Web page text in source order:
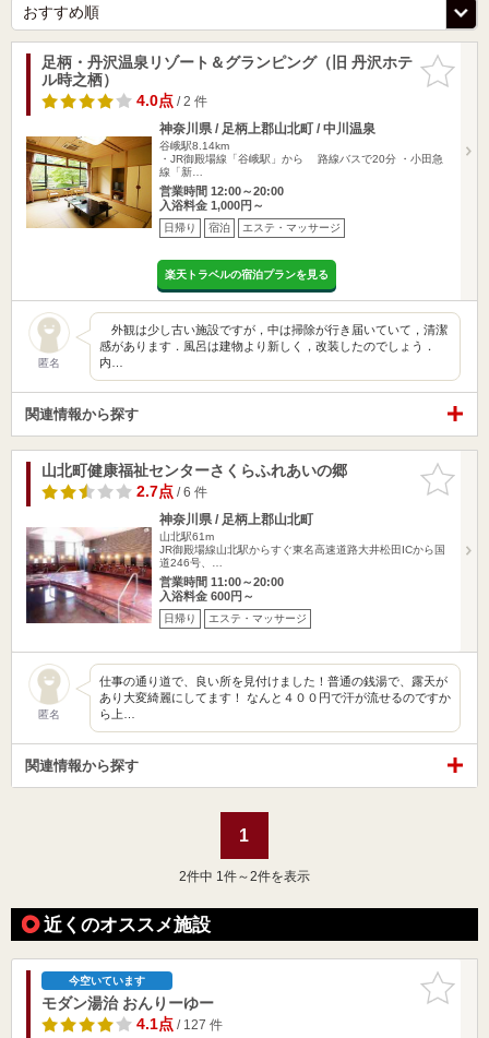
お気に入
りに追加
足柄・丹沢温泉リゾート＆グランピング（旧 丹沢ホテ
ル時之栖）
4.0点/ 2 件
神奈川県 / 足柄上郡山北町 / 中川温泉
谷峨駅8.14km
・JR御殿場線「谷峨駅」から 路線バスで20分 ・小田急
線「新…
営業時間 12:00～20:00
入浴料金 1,000円～
日帰り 宿泊 エステ・マッサージ
楽天トラベルの宿泊プランを見る
匿名
外観は少し古い施設ですが，中は掃除が行き届いていて，清潔
感があります．風呂は建物より新しく，改装したのでしょう．
内…
関連情報から探す
お気に入
りに追加
山北町健康福祉センターさくらふれあいの郷
2.7点/ 6 件
神奈川県 / 足柄上郡山北町
山北駅61m
JR御殿場線山北駅からすぐ東名高速道路大井松田ICから国
道246号、…
営業時間 11:00～20:00
入浴料金 600円～
日帰り エステ・マッサージ
匿名
仕事の通り道で、良い所を見付けました！普通の銭湯で、露天が
あり大変綺麗にしてます！ なんと４００円で汗が流せるのですか
ら上…
関連情報から探す
1
2件中 1件～2件を表示
近くのオススメ施設
お気に入
りに追加
今空いています
モダン湯治 おんりーゆー
4.1点/ 127 件